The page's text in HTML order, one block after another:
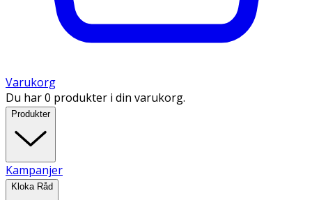
Varukorg
Du har 0 produkter i din varukorg.
Produkter
Kampanjer
Kloka Råd